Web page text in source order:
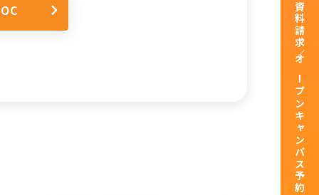
資料請求／オープンキャンパス予約